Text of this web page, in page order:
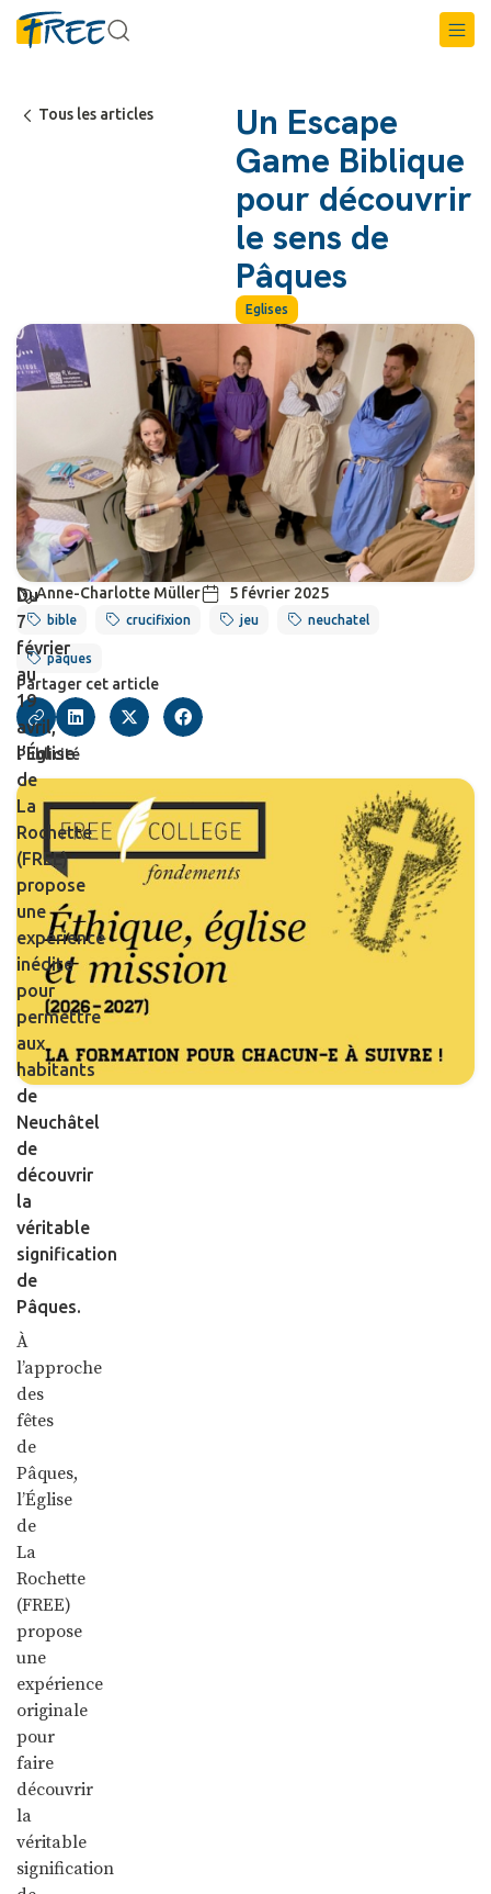
Tous les articles
Un Escape
Game Biblique
pour découvrir
le sens de
Pâques
Eglises
Anne-Charlotte Müller 5 février 2025
bible crucifixion jeu neuchatel
paques
Partager cet article
Publicité
Du
7
février
au
19
avril,
l’Église
de
La
Rochette
(FREE)
propose
une
expérience
inédite
pour
permettre
aux
habitants
de
Neuchâtel
de
découvrir
la
véritable
signification
de
Pâques.
À
l’approche
des
fêtes
de
Pâques,
l’Église
de
La
Rochette
(FREE)
propose
une
expérience
originale
pour
faire
découvrir
la
véritable
signification